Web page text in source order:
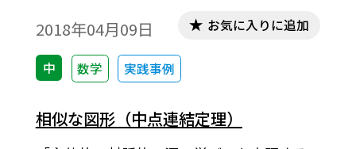
2018年04月09日
中 数学 実践事例
お気に入りに追加
相似な図形（中点連結定理）